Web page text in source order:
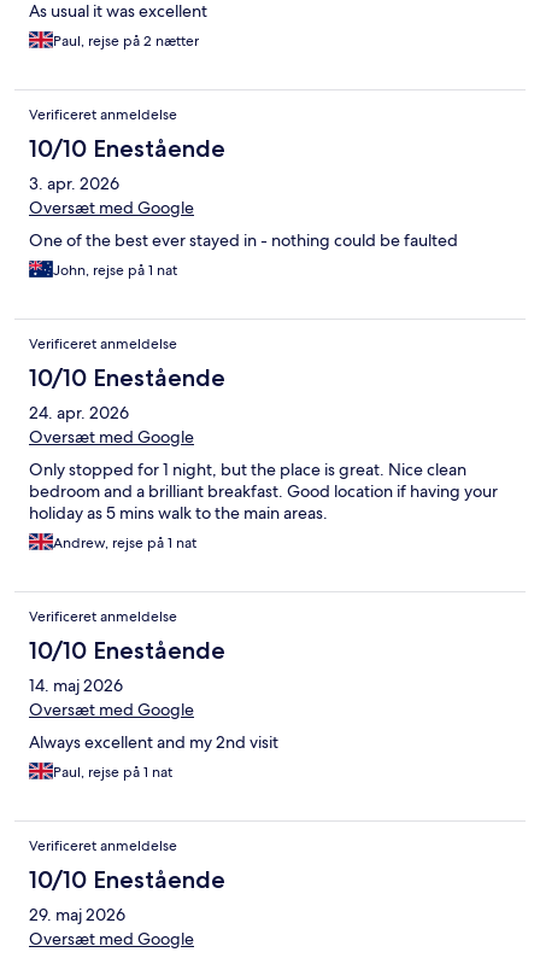
As usual it was excellent
Paul, rejse på 2 nætter
Verificeret anmeldelse
10/10 Enestående
3. apr. 2026
Oversæt med Google
One of the best ever stayed in - nothing could be faulted
John, rejse på 1 nat
Verificeret anmeldelse
10/10 Enestående
24. apr. 2026
Oversæt med Google
Only stopped for 1 night, but the place is great. Nice clean
bedroom and a brilliant breakfast. Good location if having your
holiday as 5 mins walk to the main areas.
Andrew, rejse på 1 nat
Verificeret anmeldelse
10/10 Enestående
14. maj 2026
Oversæt med Google
Always excellent and my 2nd visit
Paul, rejse på 1 nat
Verificeret anmeldelse
10/10 Enestående
29. maj 2026
Oversæt med Google